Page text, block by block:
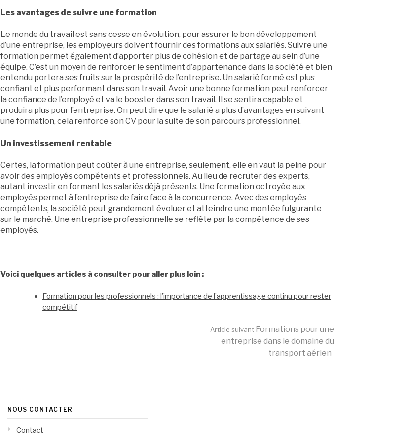
Les avantages de suivre une formation
Le monde du travail est sans cesse en évolution, pour assurer le bon développement
d’une entreprise, les employeurs doivent fournir des formations aux salariés. Suivre une
formation permet également d’apporter plus de cohésion et de partage au sein d’une
équipe. C’est un moyen de renforcer le sentiment d’appartenance dans la société et bien
entendu portera ses fruits sur la prospérité de l’entreprise. Un salarié formé est plus
confiant et plus performant dans son travail. Avoir une bonne formation peut renforcer
la confiance de l’employé et va le booster dans son travail. Il se sentira capable et
produira plus pour l’entreprise. On peut dire que le salarié a plus d’avantages en suivant
une formation, cela renforce son CV pour la suite de son parcours professionnel.
Un investissement rentable
Certes, la formation peut coûter à une entreprise, seulement, elle en vaut la peine pour
avoir des employés compétents et professionnels. Au lieu de recruter des experts,
autant investir en formant les salariés déjà présents. Une formation octroyée aux
employés permet à l’entreprise de faire face à la concurrence. Avec des employés
compétents, la société peut grandement évoluer et atteindre une montée fulgurante
sur le marché. Une entreprise professionnelle se reflète par la compétence de ses
employés.
Voici quelques articles à consulter pour aller plus loin :
Formation pour les professionnels : l’importance de l’apprentissage continu pour rester
compétitif
suite
Article suivant Formations pour une
entreprise dans le domaine du
transport aérien
NOUS CONTACTER
Contact